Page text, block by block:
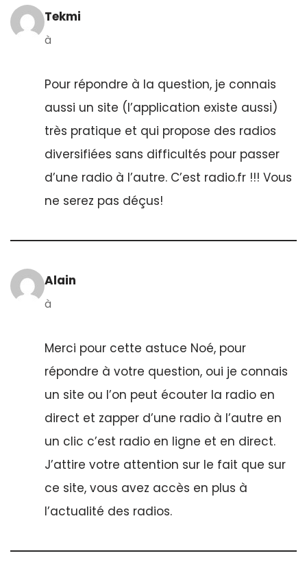
Tekmi
à
Pour répondre à la question, je connais
aussi un site (l’application existe aussi)
très pratique et qui propose des radios
diversifiées sans difficultés pour passer
d’une radio à l’autre. C’est radio.fr !!! Vous
ne serez pas déçus!
Alain
à
Merci pour cette astuce Noé, pour
répondre à votre question, oui je connais
un site ou l’on peut écouter la radio en
direct et zapper d’une radio à l’autre en
un clic c’est radio en ligne et en direct.
J’attire votre attention sur le fait que sur
ce site, vous avez accès en plus à
l’actualité des radios.